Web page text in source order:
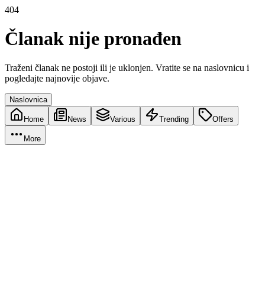
404
Članak nije pronađen
Traženi članak ne postoji ili je uklonjen. Vratite se na naslovnicu i
pogledajte najnovije objave.
Naslovnica
Home News Various Trending Offers
More